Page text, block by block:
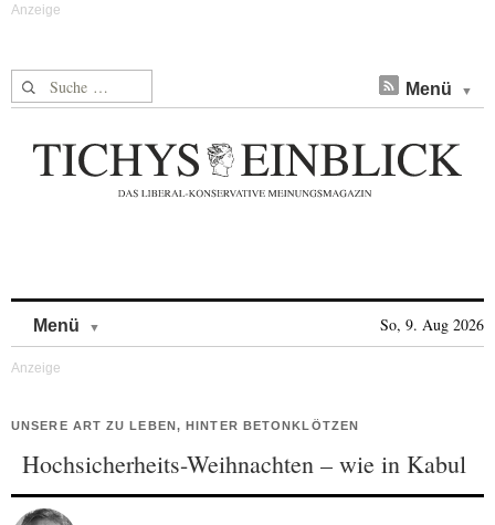
Suche nach: Menü
Menü So, 9. Aug 2026
UNSERE ART ZU LEBEN, HINTER BETONKLÖTZEN
Hochsicherheits-Weihnachten – wie in Kabul